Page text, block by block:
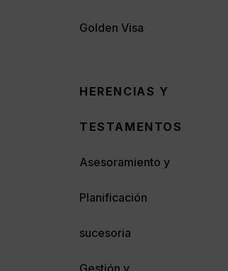
Golden Visa
HERENCIAS Y
TESTAMENTOS
Asesoramiento y
Planificación
sucesoria
Gestión y